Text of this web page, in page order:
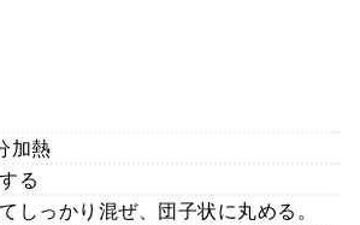
加熱
る
しっかり混ぜ、団子状に丸める。